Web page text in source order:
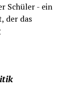
Schüler - ein
der das